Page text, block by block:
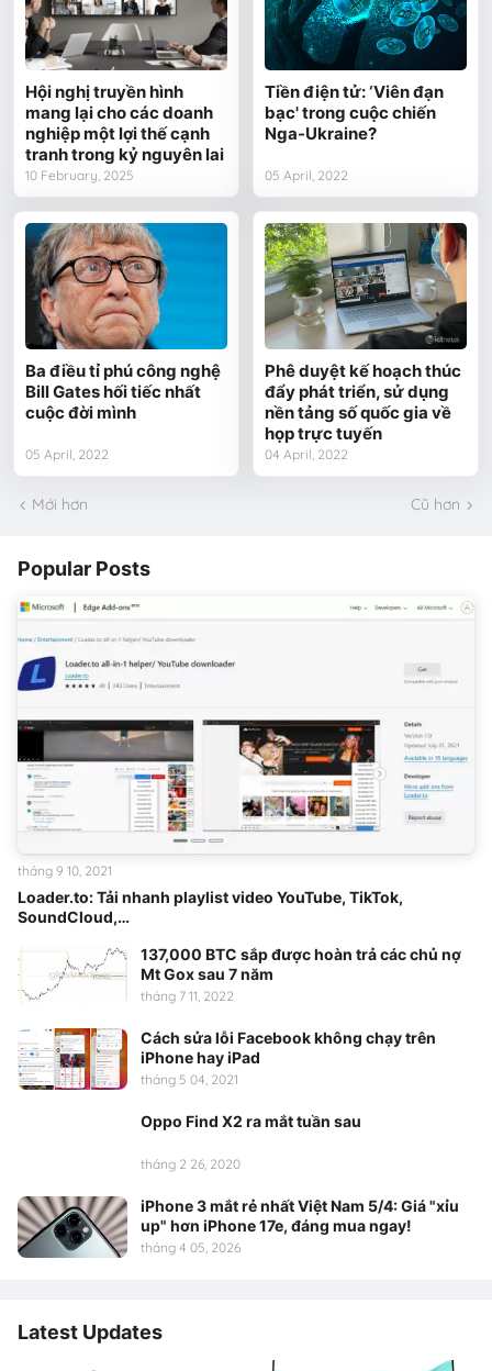
Hội nghị truyền hình
mang lại cho các doanh
nghiệp một lợi thế cạnh
tranh trong kỷ nguyên lai
10 February, 2025
Tiền điện tử: ‘Viên đạn
bạc' trong cuộc chiến
Nga-Ukraine?
05 April, 2022
Ba điều tỉ phú công nghệ
Bill Gates hối tiếc nhất
cuộc đời mình
05 April, 2022
Phê duyệt kế hoạch thúc
đẩy phát triển, sử dụng
nền tảng số quốc gia về
họp trực tuyến
04 April, 2022
Mới hơn Cũ hơn
Popular Posts
Loader.to: Tải nhanh playlist video YouTube, TikTok,
SoundCloud,…
tháng 9 10, 2021
137,000 BTC sắp được hoàn trả các chủ nợ
Mt Gox sau 7 năm
tháng 7 11, 2022
Cách sửa lỗi Facebook không chạy trên
iPhone hay iPad
tháng 5 04, 2021
Oppo Find X2 ra mắt tuần sau
tháng 2 26, 2020
iPhone 3 mắt rẻ nhất Việt Nam 5/4: Giá "xỉu
up" hơn iPhone 17e, đáng mua ngay!
tháng 4 05, 2026
Latest Updates